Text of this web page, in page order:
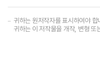
귀하는 원저작자를 표시하여야 합
귀하는 이 저작물을 개작, 변형 또